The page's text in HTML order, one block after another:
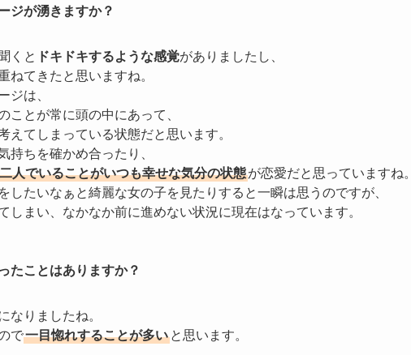
ジが湧きますか？
くと ドキドキするような感覚がありましたし、
ねてきたと思いますね。
ジは、
ことが常に頭の中にあって、
えてしまっている状態だと思います。
持ちを確かめ合ったり、
二人でいることがいつも幸せな気分の状態が恋愛だと思っていますね。
したいなぁと綺麗な女の子を見たりすると一瞬は思うのですが、
しまい、なかなか前に進めない状況に現在はなっています。
たことはありますか？
なりましたね。
で一目惚れすることが多い と思います。